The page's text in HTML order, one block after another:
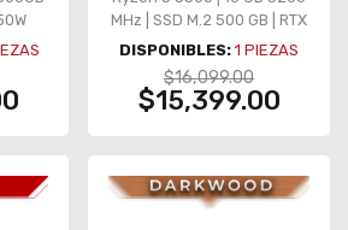
MHz | SSD M.2 500 GB | RTX
5050 8GB GDDR6
DISPONIBLES: 1 PIEZAS
$16,099.00
$15,399.00